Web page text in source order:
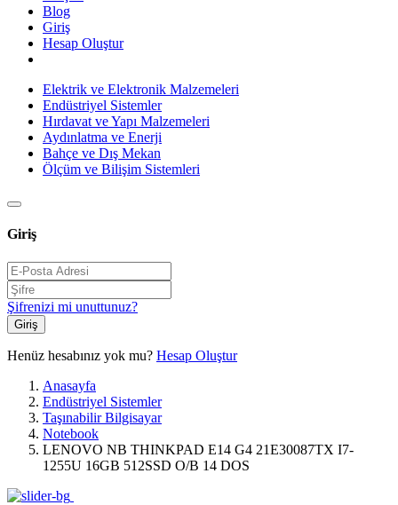
Blog
Giriş
Hesap Oluştur
Elektrik ve Elektronik Malzemeleri
Endüstriyel Sistemler
Hırdavat ve Yapı Malzemeleri
Aydınlatma ve Enerji
Bahçe ve Dış Mekan
Ölçüm ve Bilişim Sistemleri
Giriş
Şifrenizi mi unuttunuz?
Giriş
Henüz hesabınız yok mu? Hesap Oluştur
Anasayfa
Endüstriyel Sistemler
Taşınabilir Bilgisayar
Notebook
LENOVO NB THINKPAD E14 G4 21E30087TX I7-
1255U 16GB 512SSD O/B 14 DOS